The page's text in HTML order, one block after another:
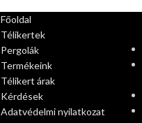
Főoldal
Télikertek
Pergolák
Termékeink
Télikert árak
Kérdések
Adatvédelmi nyilatkozat